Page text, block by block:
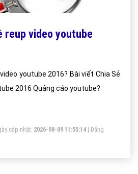
reup video youtube
youtube 2016? Bài viết Chia Sẻ
2016 Quảng cáo youtube?
cập nhật: 2026-08-09 11:55:14
Đăng